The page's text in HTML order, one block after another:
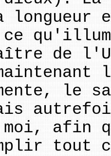
ce
de
le
afin
tout